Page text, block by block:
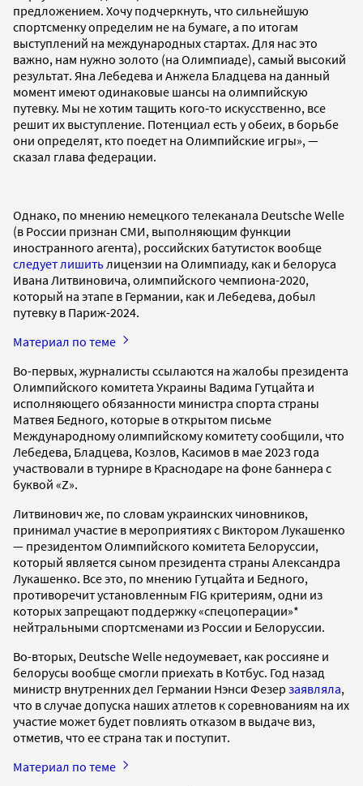
предложением. Хочу подчеркнуть, что сильнейшую
спортсменку определим не на бумаге, а по итогам
выступлений на международных стартах. Для нас это
важно, нам нужно золото (на Олимпиаде), самый высокий
результат. Яна Лебедева и Анжела Бладцева на данный
момент имеют одинаковые шансы на олимпийскую
путевку. Мы не хотим тащить кого‑то искусственно, все
решит их выступление. Потенциал есть у обеих, в борьбе
они определят, кто поедет на Олимпийские игры», —
сказал глава федерации.
Однако, по мнению немецкого телеканала Deutsche Welle
(в России признан СМИ, выполняющим функции
иностранного агента), российских батутисток вообще
следует лишить лицензии на Олимпиаду, как и белоруса
Ивана Литвиновича, олимпийского чемпиона-2020,
который на этапе в Германии, как и Лебедева, добыл
путевку в Париж-2024.
Материал по теме
Во-первых, журналисты ссылаются на жалобы президента
Олимпийского комитета Украины Вадима Гутцайта и
исполняющего обязанности министра спорта страны
Матвея Бедного, которые в открытом письме
Международному олимпийскому комитету сообщили, что
Лебедева, Бладцева, Козлов, Касимов в мае 2023 года
участвовали в турнире в Краснодаре на фоне баннера с
буквой «Z».
Литвинович же, по словам украинских чиновников,
принимал участие в мероприятиях с Виктором Лукашенко
— президентом Олимпийского комитета Белоруссии,
который является сыном президента страны Александра
Лукашенко. Все это, по мнению Гутцайта и Бедного,
противоречит установленным FIG критериям, одни из
которых запрещают поддержку «спецоперации»*
нейтральными спортсменами из России и Белоруссии.
Во-вторых, Deutsche Welle недоумевает, как россияне и
белорусы вообще смогли приехать в Котбус. Год назад
министр внутренних дел Германии Нэнси Фезер заявляла,
что в случае допуска наших атлетов к соревнованиям на их
участие может будет повлиять отказом в выдаче виз,
отметив, что ее страна так и поступит.
Материал по теме